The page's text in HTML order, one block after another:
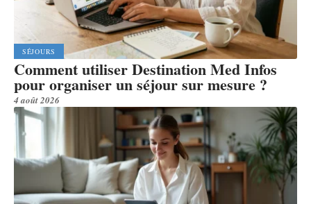
SÉJOURS
Comment utiliser Destination Med Infos
pour organiser un séjour sur mesure ?
4 août 2026